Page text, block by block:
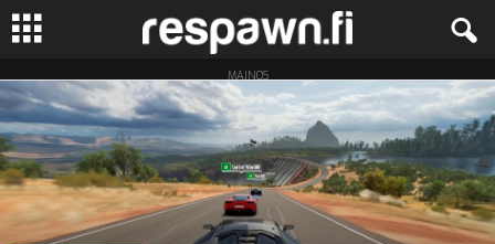
R
e
s
MAINOS